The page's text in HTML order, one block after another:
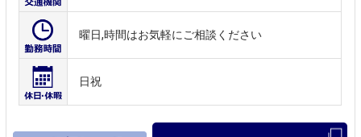
曜日,時間はお気軽にご相談ください
日祝